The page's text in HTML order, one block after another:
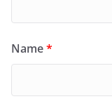
Name*